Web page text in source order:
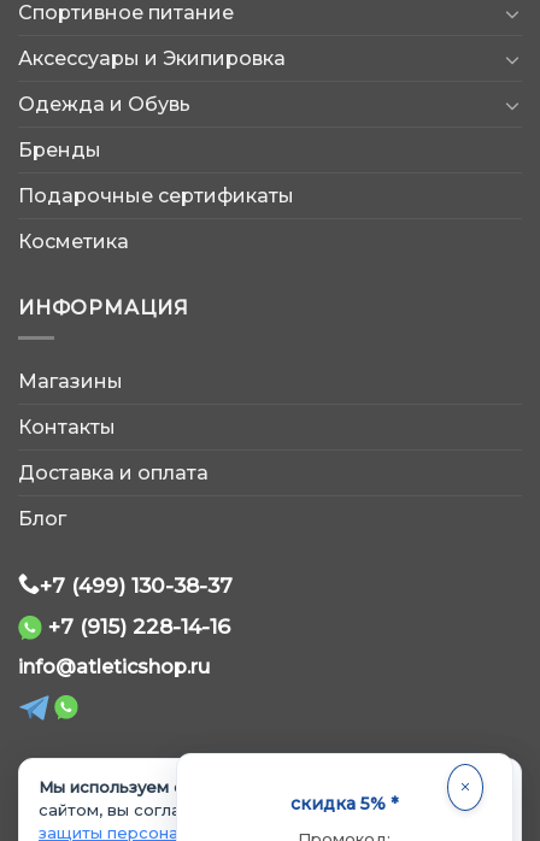
Спортивное питание
Аксессуары и Экипировка
Одежда и Обувь
Бренды
Подарочные сертификаты
Косметика
ИНФОРМАЦИЯ
Магазины
Контакты
Доставка и оплата
Блог
+7 (499) 130-38-37
+7 (915) 228-14-16
info@atleticshop.ru
Мы используем cookie.
Продолжая пользоваться
сайтом, вы соглашаетесь с
Политикой обработки и
защиты персональных данных
иПолитикой
© 2026 «AtleticShop». Все права защищены
скидка 5% *